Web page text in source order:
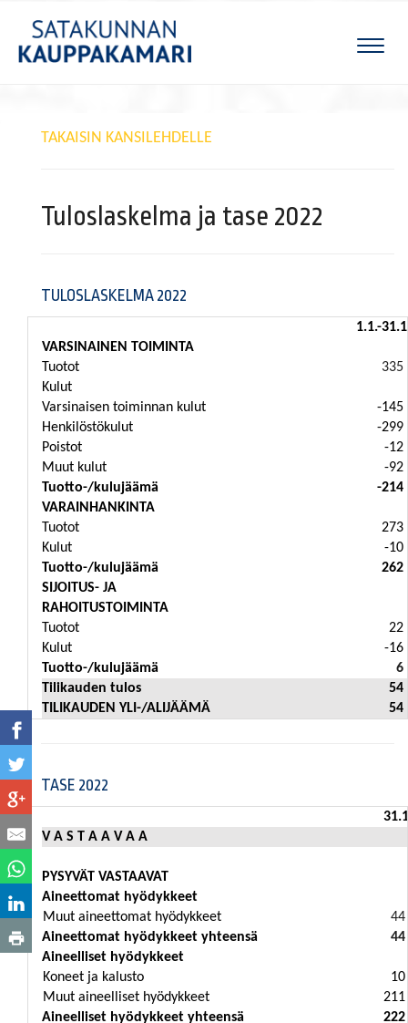
TAKAISIN KANSILEHDELLE
Tuloslaskelma ja tase 2022
TULOSLASKELMA 2022
1.1.-
VARSINAINEN TOIMINTA
Tuotot
335
Kulut
Varsinaisen toiminnan kulut
-145
Henkilöstökulut
-299
Poistot
-12
Muut kulut
-92
Tuotto-/kulujäämä
-214
VARAINHANKINTA
Tuotot
273
Kulut
-10
Tuotto-/kulujäämä
262
SIJOITUS- JA
RAHOITUSTOIMINTA
Tuotot
22
Kulut
-16
Tuotto-/kulujäämä
6
Tilikauden tulos
54
TILIKAUDEN YLI-/ALIJÄÄMÄ
54
TASE 2022
V A S T A A V A A
PYSYVÄT VASTAAVAT
Aineettomat hyödykkeet
Muut aineettomat hyödykkeet
44
Aineettomat hyödykkeet yhteensä
44
Aineelliset hyödykkeet
Koneet ja kalusto
Muut aineelliset hyödykkeet
211
Aineelliset hyödykkeet yhteensä
222